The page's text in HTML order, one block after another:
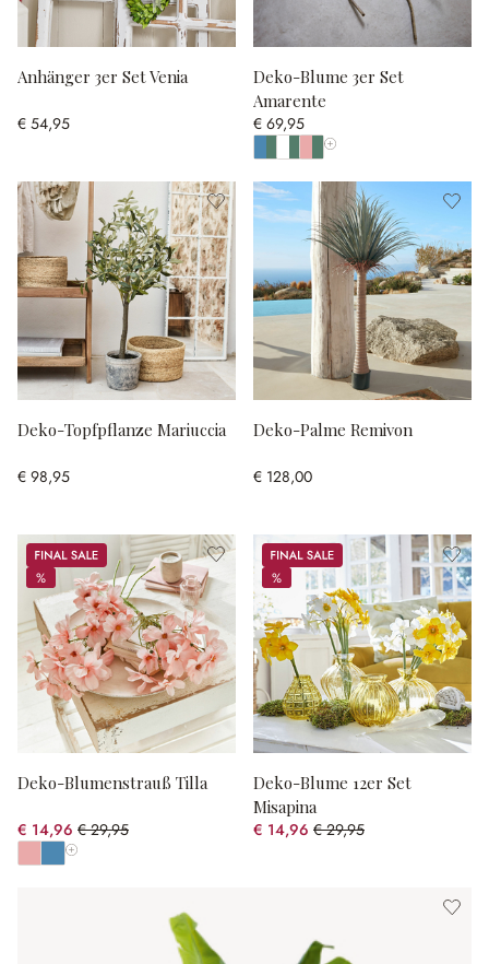
Anhänger 3er Set Venia
€ 54,95
Deko-Blume 3er Set
Amarente
€ 69,95
Alle Farben anzeigen
Deko-Topfpflanze Mariuccia
€ 98,95
Deko-Palme Remivon
€ 128,00
Sale
%
%
Deko-Blumenstrauß Tilla
€ 14,96 € 29,95
(50.05% gespart)
Alle Farben anzeigen
Sale
%
%
Deko-Blume 12er Set
Misapina
€ 14,96 € 29,95
(50.05% gespart)